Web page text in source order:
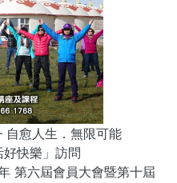
自愈人生．無限可能
快樂」訪問
第六屆會員大會暨第十屆